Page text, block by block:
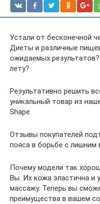
Устали от бесконечной
Диеты и различные
ожидаемых
лету?
Результативно решить
уникальный товар из
Shape.
Отзывы покупателей
пояса в борьбе с
Почему модели так
Вы. Их кожа эластична и
массажу. Теперь вы
преимущества в вашем